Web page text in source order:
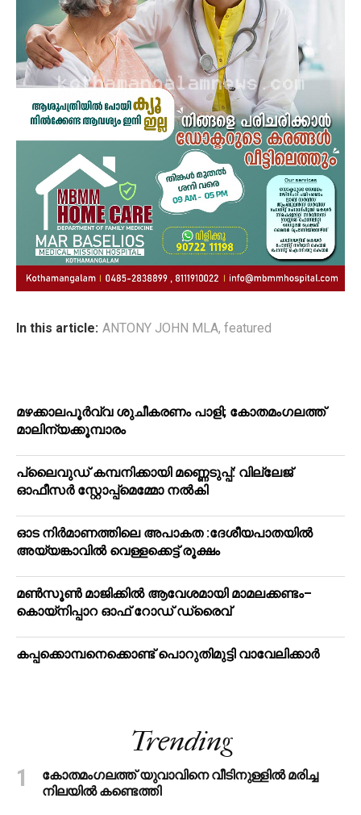
In this article: ANTONY JOHN MLA, featured
മഴക്കാലപൂർവ്വ ശുചീകരണം പാളി; കോതമംഗലത്ത്
മാലിന്യക്കൂമ്പാരം
പ്ലൈവുഡ് കമ്പനിക്കായി മണ്ണെടുപ്പ്: വില്ലേജ്
ഓഫീസർ സ്റ്റോപ്പ്മെമ്മോ നൽകി
ഓട നിർമാണത്തിലെ അപാകത :ദേശീയപാതയിൽ
അയ്യങ്കാവിൽ വെള്ളക്കെട്ട് രൂക്ഷം
മൺസൂൺ മാജിക്കിൽ ആവേശമായി മാമലക്കണ്ടം–
കൊയ്‌നിപ്പാറ ഓഫ് റോഡ് ഡ്രൈവ്
കപ്പക്കൊമ്പനെക്കൊണ്ട് പൊറുതിമുട്ടി വാവേലിക്കാർ
Trending
കോതമംഗലത്ത് യുവാവിനെ വീടിനുള്ളിൽ മരിച്ച
നിലയിൽ കണ്ടെത്തി